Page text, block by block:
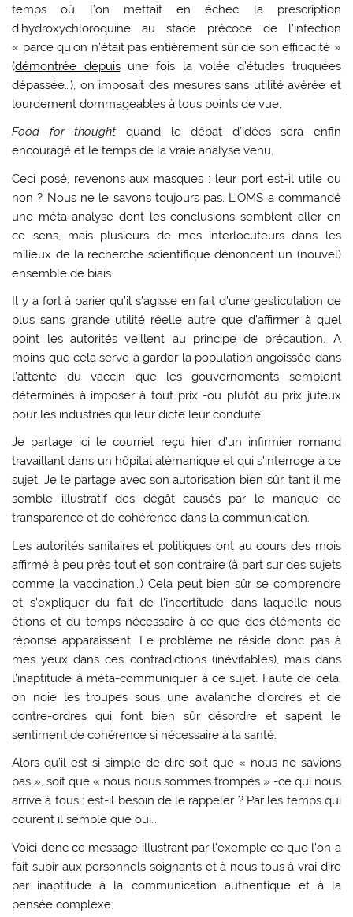
temps où l’on mettait en échec la prescription
d’hydroxychloroquine au stade précoce de l’infection
« parce qu’on n’était pas entièrement sûr de son efficacité »
(démontrée depuisune fois la volée d’études truquées
dépassée…), on imposait des mesures sans utilité avérée et
lourdement dommageables à tous points de vue.
Food for thought quand le débat d’idées sera enfin
encouragé et le temps de la vraie analyse venu.
Ceci posé, revenons aux masques : leur port est-il utile ou
non ? Nous ne le savons toujours pas. L’OMS a commandé
une méta-analyse dont les conclusions semblent aller en
ce sens, mais plusieurs de mes interlocuteurs dans les
milieux de la recherche scientifique dénoncent un (nouvel)
ensemble de biais.
Il y a fort à parier qu’il s’agisse en fait d’une gesticulation de
plus sans grande utilité réelle autre que d’affirmer à quel
point les autorités veillent au principe de précaution. A
moins que cela serve à garder la population angoissée dans
l’attente du vaccin que les gouvernements semblent
déterminés à imposer à tout prix -ou plutôt au prix juteux
pour les industries qui leur dicte leur conduite.
Je partage ici le courriel reçu hier d’un infirmier romand
travaillant dans un hôpital alémanique et qui s’interroge à ce
sujet. Je le partage avec son autorisation bien sûr, tant il me
semble illustratif des dégât causés par le manque de
transparence et de cohérence dans la communication.
Les autorités sanitaires et politiques ont au cours des mois
affirmé à peu près tout et son contraire (à part sur des sujets
comme la vaccination…) Cela peut bien sûr se comprendre
et s’expliquer du fait de l’incertitude dans laquelle nous
étions et du temps nécessaire à ce que des éléments de
réponse apparaissent. Le problème ne réside donc pas à
mes yeux dans ces contradictions (inévitables), mais dans
l’inaptitude à méta-communiquer à ce sujet. Faute de cela,
on noie les troupes sous une avalanche d’ordres et de
contre-ordres qui font bien sûr désordre et sapent le
sentiment de cohérence si nécessaire à la santé.
Alors qu’il est si simple de dire soit que « nous ne savions
pas », soit que « nous nous sommes trompés » -ce qui nous
arrive à tous : est-il besoin de le rappeler ? Par les temps qui
courent il semble que oui…
Voici donc ce message illustrant par l’exemple ce que l’on a
fait subir aux personnels soignants et à nous tous à vrai dire
par inaptitude à la communication authentique et à la
pensée complexe.